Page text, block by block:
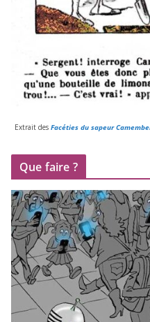
Extrait desFacéties du sapeur
Que faire ?